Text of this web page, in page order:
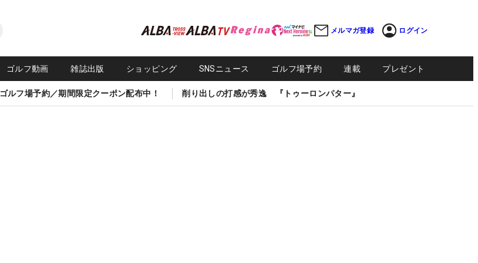
メルマガ登録 ログイン
ゴルフ動画 雑誌出版 ショッピング SNSニュース ゴルフ場予約 連載 プレゼント
ゴルフ場予約／期間限定クーポン配布中！ 削り出しの打感が秀逸 『トゥーロンパター』